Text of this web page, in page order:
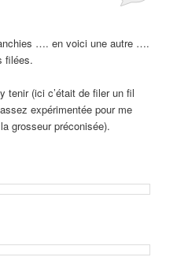
…. en voici une autre ….
filées.
tenir (ici c’était de filer un fil
expérimentée pour me
grosseur préconisée).